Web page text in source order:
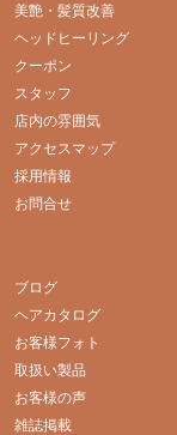
美艶・髪質改善
ヘッドヒーリング
クーポン
スタッフ
店内の雰囲気
アクセスマップ
採用情報
お問合せ
ブログ
ヘアカタログ
お客様フォト
取扱い製品
お客様の声
雑誌掲載